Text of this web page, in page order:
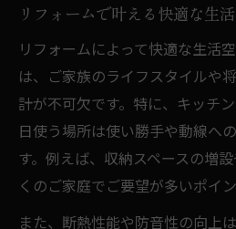
リフォームで叶える快適な生
リフォームによって快適な生活
は、ご家族のライフスタイルや
計が不可欠です。特に、キッチ
日使う場所は使い勝手や動線へ
す。例えば、収納スペースの増
くのご家庭でご要望が多いポイン
また、断熱性能や防音性の向上